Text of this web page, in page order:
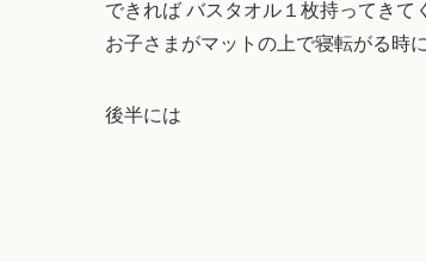
できれば バスタオル１枚持ってきて
お子さまがマットの上で寝転がる時
後半には